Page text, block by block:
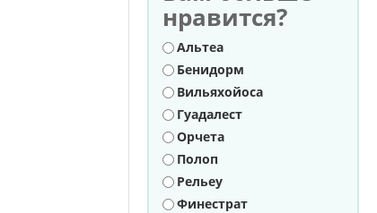
нравится?
Варианты
Альтеа
Бенидорм
Вильяхойоса
Гуадалест
Орчета
Полоп
Рельеу
Финестрат